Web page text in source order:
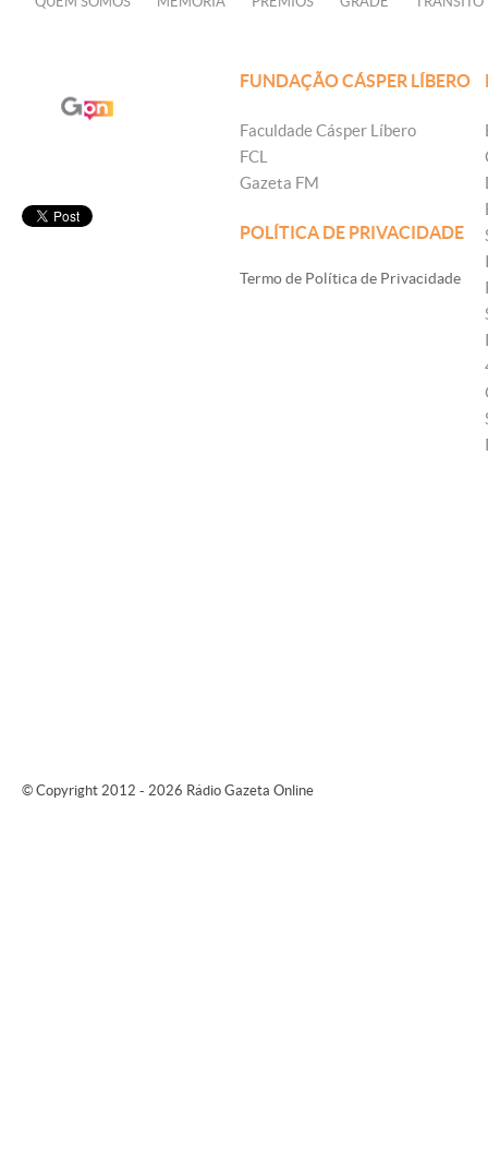
FUNDAÇÃO CÁSPER LÍBERO
Faculdade Cásper Líbero
FCL
Gazeta FM
POLÍTICA DE PRIVACIDADE
Termo de Política de Privacidade
© Copyright 2012 - 2026 Rádio Gazeta Online